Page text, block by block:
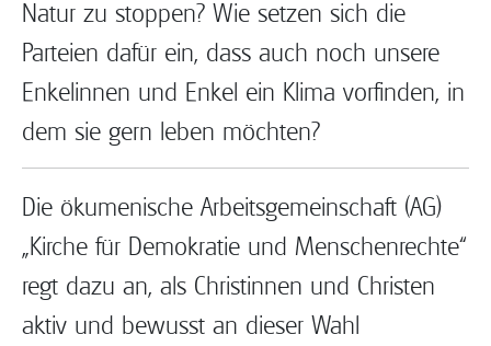
Natur zu stoppen? Wie setzen sich die
Parteien dafür ein, dass auch noch unsere
Enkelinnen und Enkel ein Klima vorfinden, in
dem sie gern leben möchten?
Die ökumenische Arbeitsgemeinschaft (AG)
„Kirche für Demokratie und Menschenrechte“
regt dazu an, als Christinnen und Christen
aktiv und bewusst an dieser Wahl